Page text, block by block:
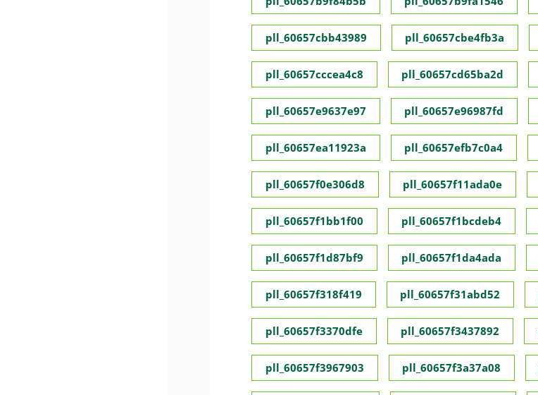
pll_60657cbb43989 pll_60657cbe4fb3a
pll_60657cccea4c8 pll_60657cd65ba2d
pll_60657e9637e97 pll_60657e96987fd
pll_60657ea11923a pll_60657efb7c0a4
pll_60657f0e306d8 pll_60657f11ada0e
pll_60657f1bb1f00 pll_60657f1bcdeb4
pll_60657f1d87bf9 pll_60657f1da4ada
pll_60657f318f419 pll_60657f31abd52
pll_60657f3370dfe pll_60657f3437892
pll_60657f3967903 pll_60657f3a37a08